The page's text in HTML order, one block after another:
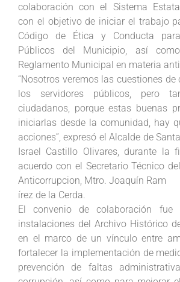
colaboración con el Sistema
con el objetivo de iniciar el trabajo
Código de Ética y Conducta
Públicos del Municipio, así
Reglamento Municipal en materia
“Nosotros veremos las cuestiones
los servidores públicos, pero
ciudadanos, porque estas buenas
iniciarlas desde la comunidad, hay
acciones”, expresó el Alcalde de
Israel Castillo Olivares, durante la
acuerdo con el Secretario Técnico
Anticorrupcion, Mtro. Joaquín Ram
írez de la Cerda.
El convenio de colaboración
instalaciones del Archivo Histórico
en el marco de un vínculo entre
fortalecer la implementación de
prevención de faltas